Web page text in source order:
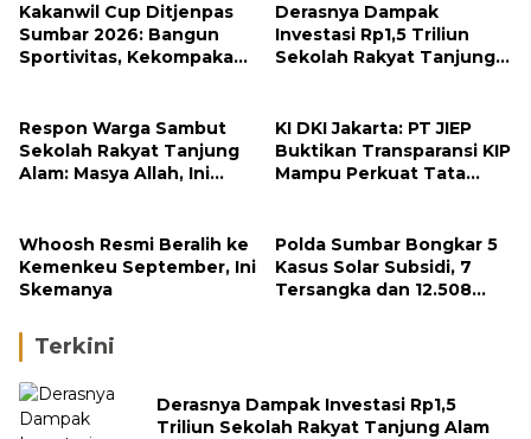
Kakanwil Cup Ditjenpas
Sumbar 2026: Bangun
Sportivitas, Kekompakan
Derasnya Dampak
Investasi Rp1,5 Triliun
Sekolah Rakyat Tanjung
Respon Warga Sambut
Sekolah Rakyat Tanjung
Alam: Masya Allah, Ini
KI DKI Jakarta: PT JIEP
Buktikan Transparansi KIP
Mampu Perkuat Tata
Whoosh Resmi Beralih ke
Kemenkeu September, Ini
Skemanya
Polda Sumbar Bongkar 5
Kasus Solar Subsidi, 7
Tersangka dan 12.508
Terkini
Derasnya Dampak Investasi Rp1,5
Triliun Sekolah Rakyat Tanjung Alam